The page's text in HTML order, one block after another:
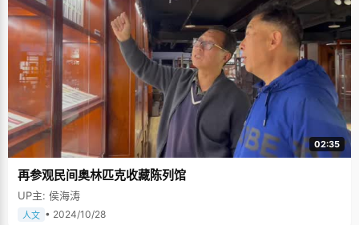
02:35
再参观民间奥林匹克收藏陈列馆
UP主: 侯海涛
人文 • 2024/10/28